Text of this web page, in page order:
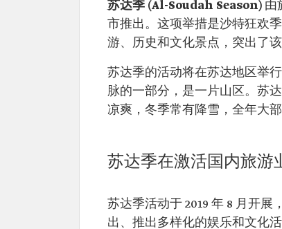
苏达季 (Al-Soudah Season) 由
市推出。这项举措是沙特狂欢
游、历史和文化景点，突出了
苏达季的活动将在苏达地区举
脉的一部分，是一片山区。苏
凉爽，冬季常有降雪，全年大
苏达季在激活国内旅游
苏达季活动于 2019 年 8 月开
出、推出多样化的娱乐和文化